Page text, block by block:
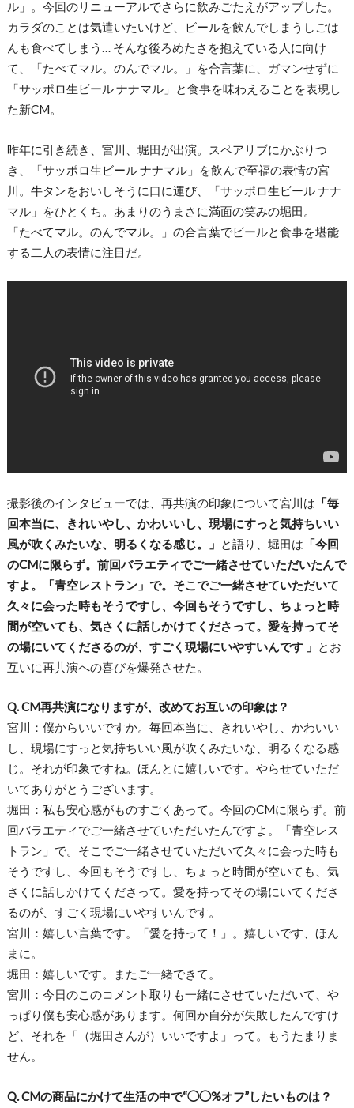
ル」。今回のリニューアルでさらに飲みごたえがアップした。
カラダのことは気遣いたいけど、ビールを飲んでしまうしごは
んも食べてしまう… そんな後ろめたさを抱えている人に向け
て、「たべてマル。のんでマル。」を合言葉に、ガマンせずに
「サッポロ生ビール ナナマル」と食事を味わえることを表現し
た新CM。
昨年に引き続き、宮川、堀田が出演。スペアリブにかぶりつ
き、「サッポロ生ビール ナナマル」を飲んで至福の表情の宮
川。牛タンをおいしそうに口に運び、「サッポロ生ビール ナナ
マル」をひとくち。あまりのうまさに満面の笑みの堀田。
「たべてマル。のんでマル。」の合言葉でビールと食事を堪能
する二人の表情に注目だ。
撮影後のインタビューでは、再共演の印象について宮川は 「毎
回本当に、きれいやし、かわいいし、現場にすっと気持ちいい
風が吹くみたいな、明るくなる感じ。」 と語り、堀田は 「今回
のCMに限らず。前回バラエティでご一緒させていただいたんで
すよ。「青空レストラン」で。そこでご一緒させていただいて
久々に会った時もそうですし、今回もそうですし、ちょっと時
間が空いても、気さくに話しかけてくださって。愛を持ってそ
の場にいてくださるのが、すごく現場にいやすいんです 」 とお
互いに再共演への喜びを爆発させた。
Q. CM再共演になりますが、改めてお互いの印象は？
宮川：僕からいいですか。毎回本当に、きれいやし、かわいい
し、現場にすっと気持ちいい風が吹くみたいな、明るくなる感
じ。それが印象ですね。ほんとに嬉しいです。やらせていただ
いてありがとうございます。
堀田：私も安心感がものすごくあって。今回のCMに限らず。前
回バラエティでご一緒させていただいたんですよ。「青空レス
トラン」で。そこでご一緒させていただいて久々に会った時も
そうですし、今回もそうですし、ちょっと時間が空いても、気
さくに話しかけてくださって。愛を持ってその場にいてくださ
るのが、すごく現場にいやすいんです。
宮川：嬉しい言葉です。「愛を持って！」。嬉しいです、ほん
まに。
堀田：嬉しいです。またご一緒できて。
宮川：今日のこのコメント取りも一緒にさせていただいて、や
っぱり僕も安心感があります。何回か自分が失敗したんですけ
ど、それを「（堀田さんが）いいですよ」って。もうたまりま
せん。
Q. CMの商品にかけて生活の中で“◯◯%オフ”したいものは？